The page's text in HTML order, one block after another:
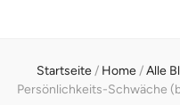
Startseite/ Home/Alle
Persönlichkeits-Schwäche